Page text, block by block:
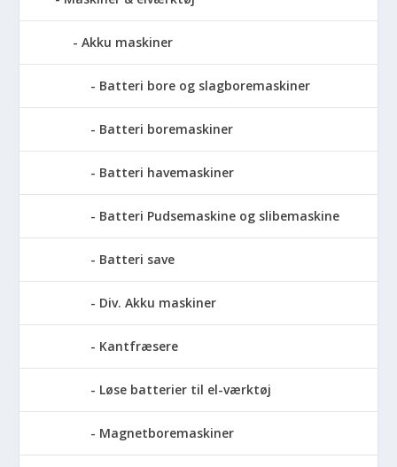
Akku maskiner
Batteri bore og slagboremaskiner
Batteri boremaskiner
Batteri havemaskiner
Batteri Pudsemaskine og slibemaskine
Batteri save
Div. Akku maskiner
Kantfræsere
Løse batterier til el-værktøj
Magnetboremaskiner